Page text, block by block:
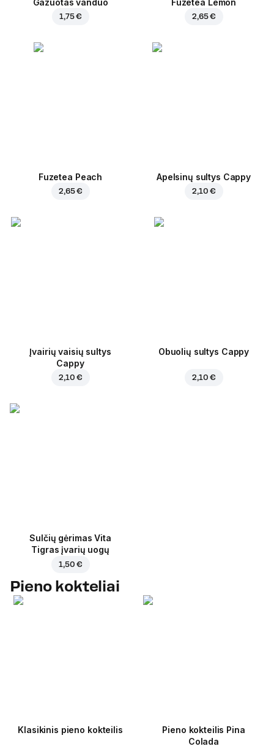
1,75 € 2,65 €
Fuzetea Peach
2,65 €
Apelsinų sultys Cappy
2,10 €
Įvairių vaisių sultys
Cappy
2,10 €
Obuolių sultys Cappy
2,10 €
Sulčių gėrimas Vita
Tigras įvarių uogų
1,50 €
Pieno kokteliai
Klasikinis pieno kokteilis
Pieno kokteilis Pina
Colada